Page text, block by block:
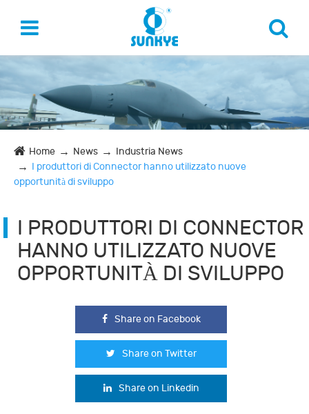
Home News
Industria News
I produttori di Connector hanno utilizzato nuove
opportunità di sviluppo
I PRODUTTORI DI CONNECTOR
HANNO UTILIZZATO NUOVE
OPPORTUNITÀ DI SVILUPPO
Share on Facebook
Share on Twitter
Share on Linkedin